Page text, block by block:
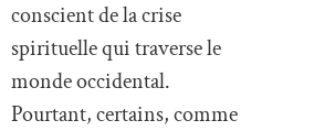
conscient de la crise
spirituelle qui traverse le
monde occidental.
Pourtant, certains, comme